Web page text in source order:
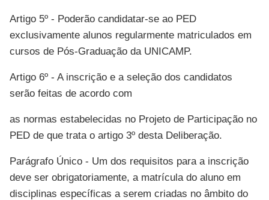
Artigo 5º - Poderão candidatar-se ao PED
exclusivamente alunos regularmente matriculados em
cursos de Pós-Graduação da UNICAMP.
Artigo 6º - A inscrição e a seleção dos candidatos
serão feitas de acordo com
as normas estabelecidas no Projeto de Participação no
PED de que trata o artigo 3º desta Deliberação.
Parágrafo Único - Um dos requisitos para a inscrição
deve ser obrigatoriamente, a matrícula do aluno em
disciplinas específicas a serem criadas no âmbito do